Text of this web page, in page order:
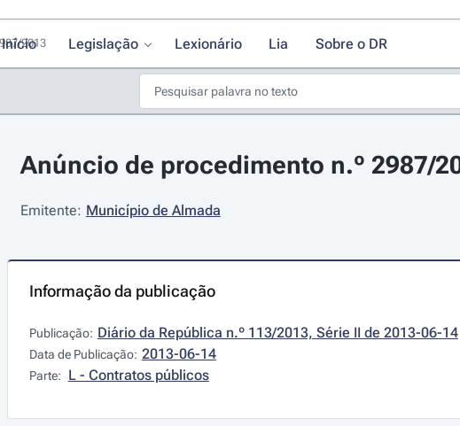
Início Legislação Lexionário Lia Sobre o DR
Anúncio de procedimento n.º 2987/
Emitente: Município de Almada
Informação da publicação
Publicação: Diário da República n.º 113/2013, Série II de 2013-06-14
Data de Publicação: 2013-06-14
Parte: L - Contratos públicos